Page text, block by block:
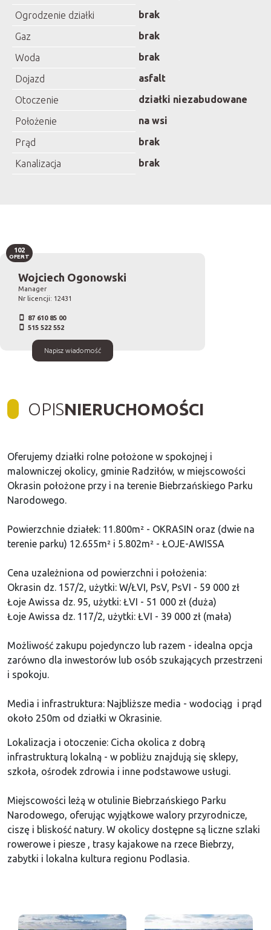
Ogrodzenie działki
brak
Gaz
brak
Woda
brak
Dojazd
asfalt
Otoczenie
działki niezabudowane
Położenie
na wsi
Prąd
brak
Kanalizacja
brak
Wojciech Ogonowski
Manager
Nr licencji: 12431
87 610 85 00
515 522 552
Napisz wiadomość
102
OFERT
OPISNIERUCHOMOŚCI
Oferujemy działki rolne położone w spokojnej i
malowniczej okolicy, gminie Radziłów, w miejscowości
Okrasin położone przy i na terenie Biebrzańskiego Parku
Narodowego.
Powierzchnie działek: 11.800m² - OKRASIN oraz (dwie na
terenie parku) 12.655m² i 5.802m² - ŁOJE-AWISSA
Cena uzależniona od powierzchni i położenia:
Okrasin dz. 157/2, użytki: W/ŁVI, PsV, PsVI - 59 000 zł
Łoje Awissa dz. 95, użytki: ŁVI - 51 000 zł (duża)
Łoje Awissa dz. 117/2, użytki: ŁVI - 39 000 zł (mała)
Możliwość zakupu pojedynczo lub razem - idealna opcja
zarówno dla inwestorów lub osób szukających przestrzeni
i spokoju.
Media i infrastruktura: Najbliższe media - wodociąg i prąd
około 250m od działki w Okrasinie.
Lokalizacja i otoczenie: Cicha okolica z dobrą
infrastrukturą lokalną - w pobliżu znajdują się sklepy,
szkoła, ośrodek zdrowia i inne podstawowe usługi.
Miejscowości leżą w otulinie Biebrzańskiego Parku
Narodowego, oferując wyjątkowe walory przyrodnicze,
ciszę i bliskość natury. W okolicy dostępne są liczne szlaki
rowerowe i piesze , trasy kajakowe na rzece Biebrzy,
zabytki i lokalna kultura regionu Podlasia.